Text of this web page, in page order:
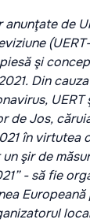
de
şi
Din
de Jos,
în virtutea
şir de
- să fie